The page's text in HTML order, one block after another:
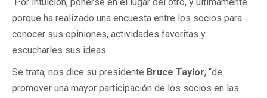
Por intuición, ponerse en el lugar del otro, y últimamente
porque ha realizado una encuesta entre los socios para
conocer sus opiniones, actividades favoritas y
escucharles sus ideas.
Se trata, nos dice su presidente Bruce Taylor, “de
promover una mayor participación de los socios en las